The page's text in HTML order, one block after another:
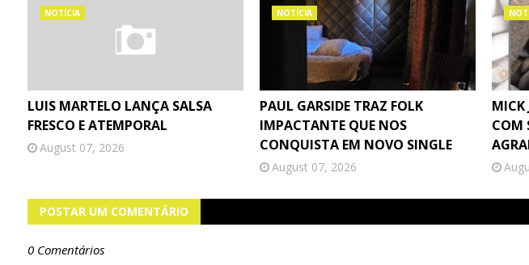
NOTÍCIA
LUIS MARTELO LANÇA SALSA
FRESCO E ATEMPORAL
August 07, 2026
NOTÍCIA
PAUL GARSIDE TRAZ FOLK
IMPACTANTE QUE NOS
CONQUISTA EM NOVO SINGLE
August 07, 2026
MICK
COM
POSTAR UM COMENTÁRIO
0 Comentários